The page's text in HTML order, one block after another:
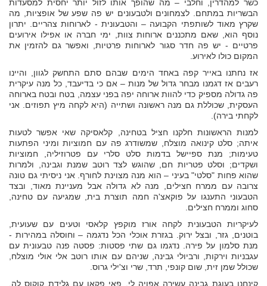
כשר למהדרין, וחלבי – מה שהופך אותו לזול יותר יחסית למסעדות
הבשריות במתחם. לצמחונים ולטבעונים יש פה שפע של אופציות, מה
שקרץ מאוד לשותפתי הקבועה – והטבעונית - לארוחות צהריים. יתרון
נוסף הוא, שאם מתכננים ארוחות צוות, ימי חברה או אפילו אירועים
פרטיים - יש פה חדר סגור לארוחות פרטיות, ואפשר גם להזמין את
המקום כולו לאירוע.
אז נחתנו באייר קפה באחד הימים שבהם סתם התחשק לגוון, והיינו
רעבים אז דגמנו מבחר גדול של מנות – אם כי בדיעבד, כל מנה עיקרית
פה גדולה מספיק כדי להוות ארוחה יפה בפני עצמה, בטח ובטח בארוחה
העסקית, שכוללת גם מנה ראשונה ושתייה (היא לקחה מיץ תפוזים. אני
לקחתי בירה).
למנות הראשונות חלקנו חציל בטחינה, קלאסיקה שאי אפשר לטעות
איתה; סלט קינואה מוצלח, שמשודרג פה עם חמוציות ומיני הפתעות
טעימות; מנת ספיישל בדמות סלט סלרי עם פטרוזיליה, חמוציות
ושקדים; וסלט פטריות חם, שהוגש לצד רוטב שמנת וגבינה, ולמרות
שהוא פחות "סלטי" בעיני – הוא מנה מצוינת לחורף. אני ניסיתי גם טונה
צרובה עם ממרח חצילים, מנה לא גדולה אבל מעניינת מאוד, ובצד
הטבעוני התענגו על פוקאצ'ה חמה תוצרת בית, שמגיעה עם טחינה,
סחוג וממרח חצילים.
לעיקריות הטבעונית לקחה אורז מוקפץ קלאסי וטעים עם שעועית,
בוטנים, גזר, ובצל ירוק. בגזרת אוכלי הכל נדגמה – וחוסלה במהירות -
מנת סלמון על פירה. נדגמו גם שתי פסטות: פסטה פנה טבעונית עם
עגבניות וירקות, ורביולי גבינה, שניהם עם אותו רוטב אלי אולי מוצלח,
שכולל שמן זית, שום קונפי, תרד, שרי וצ'ילי גרוס.
קינחנו בעוגת גבינה עשירה אפויה לי, פאי פקאן עם גלידת קוקוס לה,